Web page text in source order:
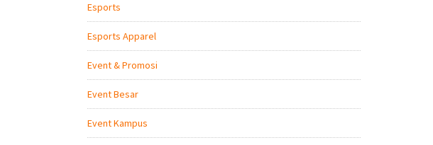
Esports
Esports Apparel
Event & Promosi
Event Besar
Event Kampus